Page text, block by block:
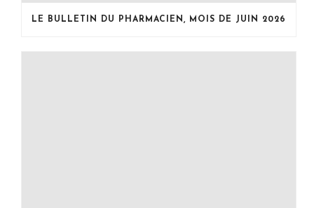
LE BULLETIN DU PHARMACIEN, MOIS DE JUIN 2026